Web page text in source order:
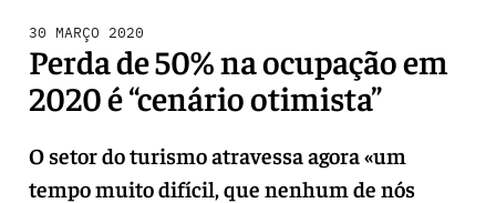
30 MARÇO 2020
Perda de 50% na ocupação em
2020 é “cenário otimista”
O setor do turismo atravessa agora «um
tempo muito difícil, que nenhum de nós